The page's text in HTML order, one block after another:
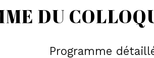
DU
Programme